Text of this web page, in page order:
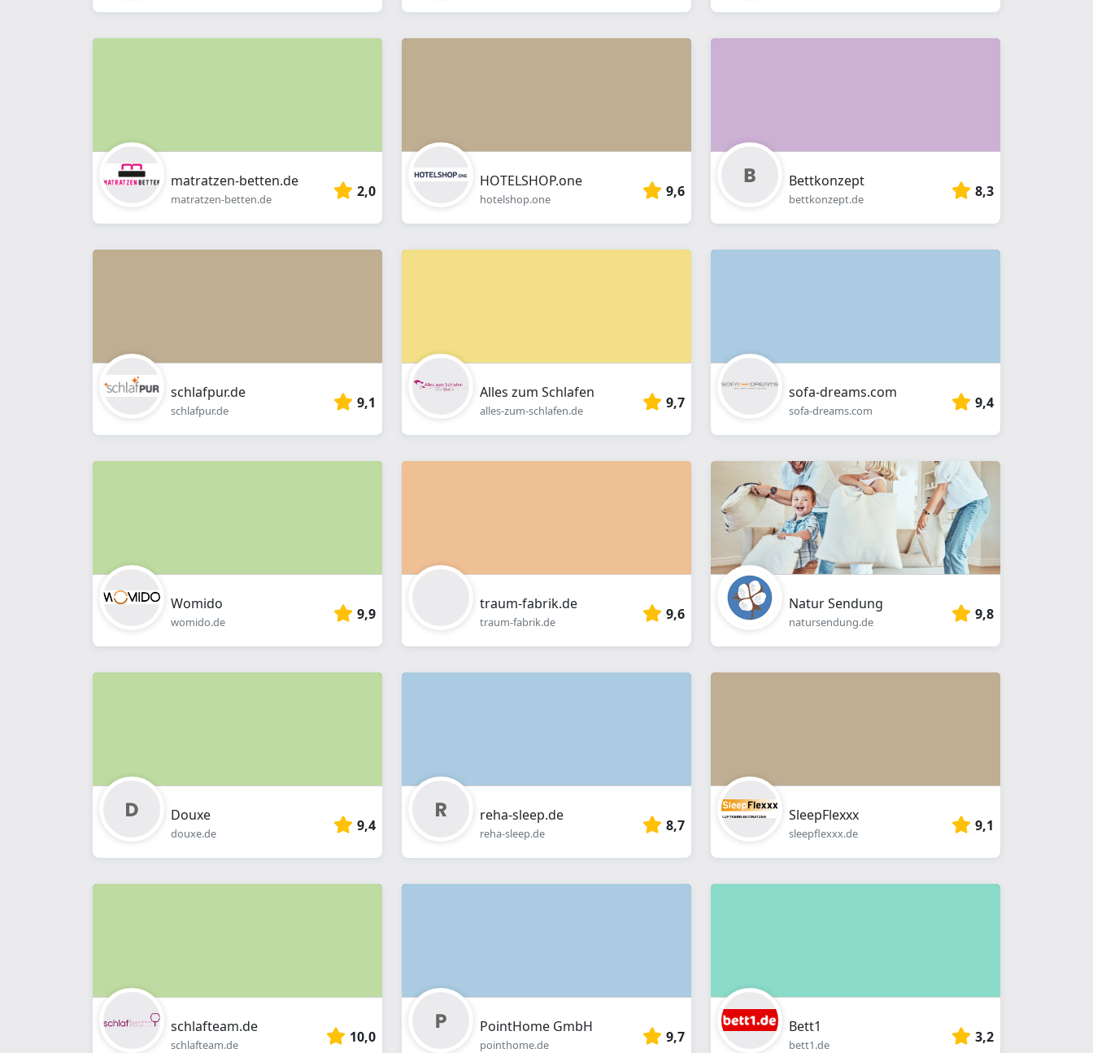
matratzen-betten.de
matratzen-betten.de 2,0
HOTELSHOP.one
hotelshop.one 9,6
Bettkonzept
bettkonzept.de 8,3
schlafpur.de
schlafpur.de 9,1
Alles zum Schlafen
alles-zum-schlafen.de 9,7
sofa-dreams.com
sofa-dreams.com 9,4
Womido
womido.de 9,9
traum-fabrik.de
traum-fabrik.de 9,6
Natur Sendung
natursendung.de 9,8
Douxe
douxe.de 9,4
reha-sleep.de
reha-sleep.de 8,7
SleepFlexxx
sleepflexxx.de 9,1
schlafteam.de
schlafteam.de 10,0
PointHome GmbH
pointhome.de 9,7
Bett1
bett1.de 3,2